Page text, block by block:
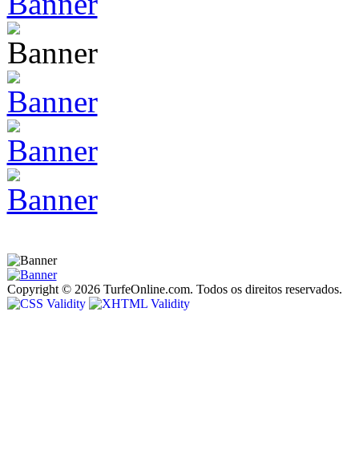
Copyright © 2026 TurfeOnline.com. Todos os direitos reservados.